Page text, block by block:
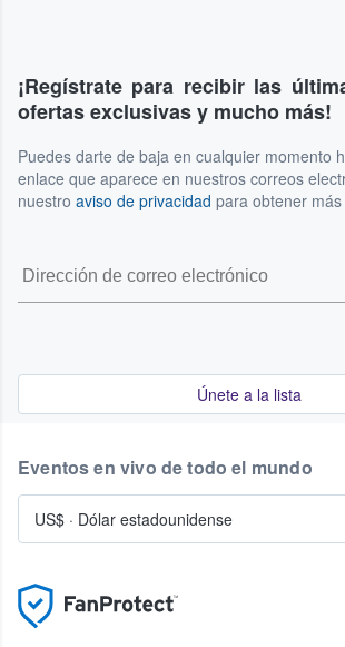
¡Regístrate para recibir las
ofertas exclusivas y mucho más!
Puedes darte de baja en cualquier momento
enlace que aparece en nuestros correos
nuestro aviso de privacidad para obtener
Únete a la lista
Eventos en vivo de todo el mundo
US$ · Dólar estadounidense